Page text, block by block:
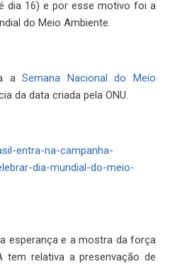
dia 16) e por esse motivo foi a
do Meio Ambiente.
aSemana Nacional do Meio
da data criada pela ONU.
entra-na-campanha-
dia-mundial-do-meio-
esperança e a mostra da força
tem relativa a presenvação de